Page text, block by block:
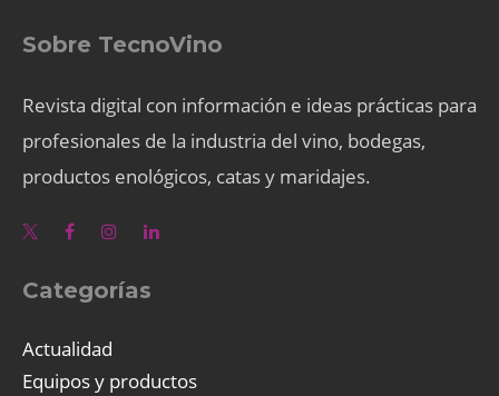
Sobre TecnoVino
Revista digital con información e ideas prácticas para
profesionales de la industria del vino, bodegas,
productos enológicos, catas y maridajes.
Categorías
Actualidad
Equipos y productos